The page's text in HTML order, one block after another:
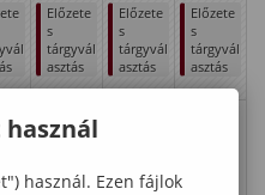
Előzete
s
tárgyvál
asztás
Előzete
s
tárgyvál
asztás
Előzete
s
tárgyvál
asztás
használ. Ezen fájlok